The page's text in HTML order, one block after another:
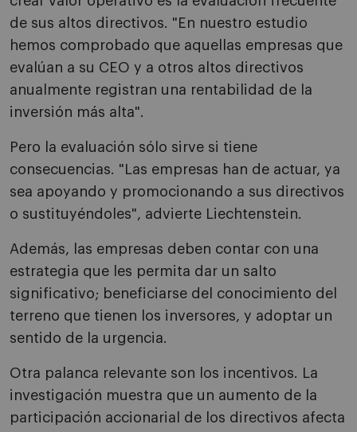
de sus altos directivos. "En nuestro estudio
hemos comprobado que aquellas empresas que
evalúan a su CEO y a otros altos directivos
anualmente registran una rentabilidad de la
inversión más alta".
Pero la evaluación sólo sirve si tiene
consecuencias. "Las empresas han de actuar, ya
sea apoyando y promocionando a sus directivos
o sustituyéndoles", advierte Liechtenstein.
Además, las empresas deben contar con una
estrategia que les permita dar un salto
significativo; beneficiarse del conocimiento del
terreno que tienen los inversores, y adoptar un
sentido de la urgencia.
Otra palanca relevante son los incentivos. La
investigación muestra que un aumento de la
participación accionarial de los directivos afecta